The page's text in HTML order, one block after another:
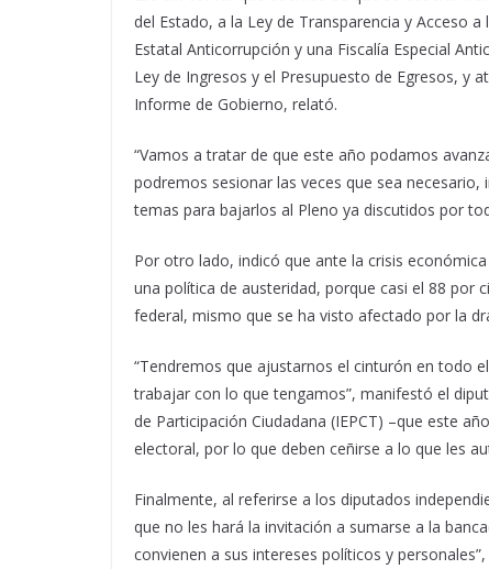
del Estado, a la Ley de Transparencia y Acceso
Estatal Anticorrupción y una Fiscalía Especial
Ley de Ingresos y el Presupuesto de Egresos, y
Informe de Gobierno, relató.
“Vamos a tratar de que este año podamos
podremos sesionar las veces que sea
temas para bajarlos al Pleno ya discutidos por
Por otro lado, indicó que ante la crisis
una política de austeridad, porque casi el 88 por
federal, mismo que se ha visto afectado por la
“Tendremos que ajustarnos el cinturón en todo
trabajar con lo que tengamos”, manifestó el
de Participación Ciudadana (IEPCT) –que este
electoral, por lo que deben ceñirse a lo que les
Finalmente, al referirse a los diputados
que no les hará la invitación a sumarse a la
convienen a sus intereses políticos y